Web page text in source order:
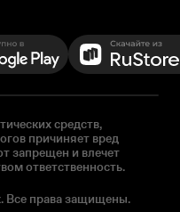
средств,
причиняет вред
запрещен и влечет
ответственность.
Все права защищены.